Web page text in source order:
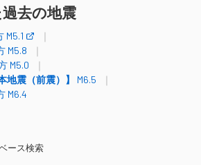
町大津（旧）＊
町上島＊
甲佐町豊内＊
美里町永富＊
市松橋町
市小川町（旧２）＊
町下馬尾＊
氷川町島地＊
市竹迫＊
南区城南町（旧）＊
去の地震
M5.1
M5.8
M5.0
地震（前震）】
M6.5
M6.4
ース検索